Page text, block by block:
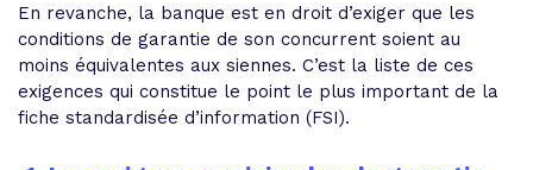
En revanche, la banque est en droit d’exiger que les
conditions de garantie de son concurrent soient au
moins équivalentes aux siennes. C’est la liste de ces
exigences qui constitue le point le plus important de la
fiche standardisée d’information (FSI).